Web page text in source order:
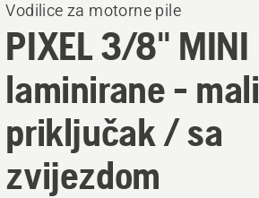
Vodilice za motorne pile
PIXEL 3/8" MINI
laminirane - mali
priključak / sa
zvijezdom